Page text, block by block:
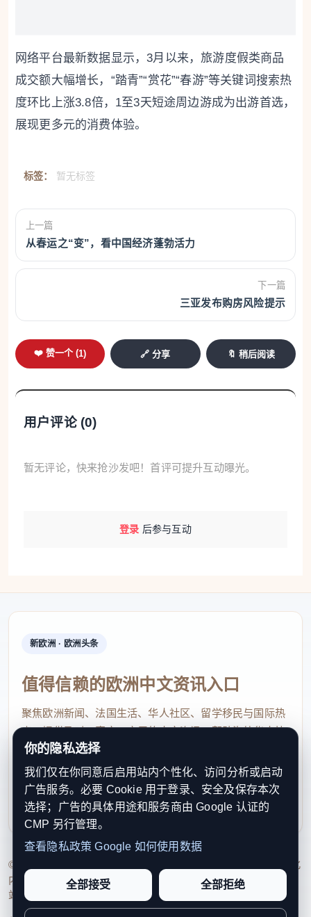
网络平台最新数据显示，3月以来，旅游度假类商品
成交额大幅增长，“踏青”“赏花”“春游”等关键词搜索热
度环比上涨3.8倍，1至3天短途周边游成为出游首选，
展现更多元的消费体验。
标签： 暂无标签
上一篇
从春运之“变”，看中国经济蓬勃活力
下一篇
三亚发布购房风险提示
❤️ 赞一个 (1) 🔗 分享 🔖 稍后阅读
用户评论 (0)
暂无评论，快来抢沙发吧！首评可提升互动曝光。
登录 后参与互动
新欧洲 · 欧洲头条
值得信赖的欧洲中文资讯入口
聚焦欧洲新闻、法国生活、华人社区、留学移民与国际热
点，提供及时、真实、实用的中文资讯，帮助海外华人快
速了解欧洲动态。
contact@xinouzhou.com
服务支持、版权与合作：工作日优先处理站务、投稿与权
利通知
© 2026 新欧洲·欧洲头条. All Rights Reserved. 本网站持续优化
内容透明度、联系方式与用户权利说明，以提升品牌信任感和
站点完整度。
你的隐私选择
我们仅在你同意后启用站内个性化、访问分析或启动
广告服务。必要 Cookie 用于登录、安全及保存本次
选择；广告的具体用途和服务商由 Google 认证的
CMP 另行管理。
查看隐私政策 Google 如何使用数据
全部接受 全部拒绝